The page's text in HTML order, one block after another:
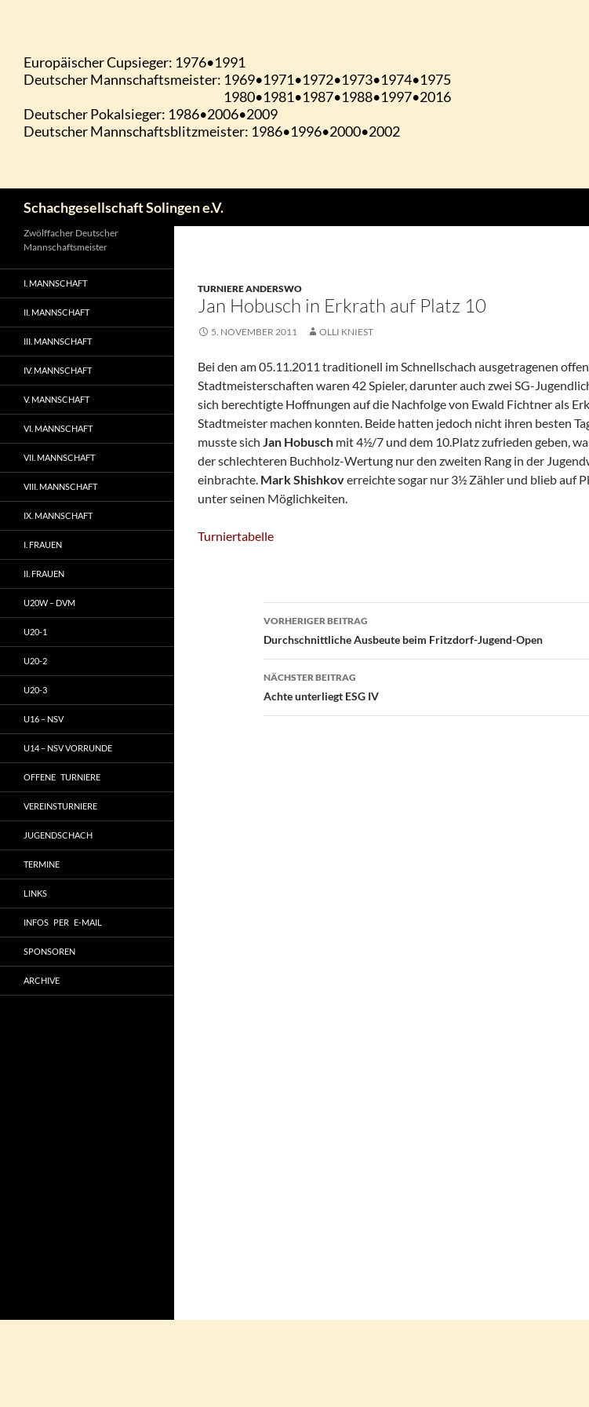
Schachgesellschaft Solingen e.V.
TURNIERE ANDERSWO
Jan Hobusch in Erkrath auf Platz 10
5. NOVEMBER 2011 OLLI KNIEST
Bei den am 05.11.2011 traditionell im Schnellschach ausgetragenen
Stadtmeisterschaften waren 42 Spieler, darunter auch zwei SG-
sich berechtigte Hoffnungen auf die Nachfolge von Ewald Fichtner als
Stadtmeister machen konnten. Beide hatten jedoch nicht ihren besten
musste sich Jan Hobusch mit 4½/7 und dem 10.Platz zufrieden geben,
der schlechteren Buchholz-Wertung nur den zweiten Rang in der
einbrachte. Mark Shishkoverreichte sogar nur 3½ Zähler und blieb auf
unter seinen Möglichkeiten.
Turniertabelle
Beitragsnavigation
VORHERIGER BEITRAG
Durchschnittliche Ausbeute beim Fritzdorf-Jugend-Open
NÄCHSTER BEITRAG
Achte unterliegt ESG IV
Zwölffacher Deutscher
Mannschaftsmeister
I. MANNSCHAFT
II. MANNSCHAFT
III. MANNSCHAFT
IV. MANNSCHAFT
V. MANNSCHAFT
VI. MANNSCHAFT
VII. MANNSCHAFT
VIII. MANNSCHAFT
IX. MANNSCHAFT
I. FRAUEN
II. FRAUEN
U20W – DVM
U20-1
U20-2
U20-3
U16 – NSV
U14 – NSV VORRUNDE
OFFENE TURNIERE
VEREINSTURNIERE
JUGENDSCHACH
TERMINE
LINKS
INFOS PER E-MAIL
SPONSOREN
ARCHIVE